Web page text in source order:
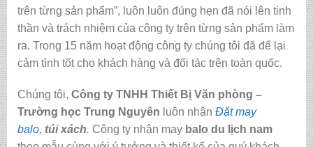
trên từng sản phẩm”, luôn luôn đúng hẹn đã nói lên tinh
thần và trách nhiệm của công ty trên từng sản phẩm làm
ra. Trong 15 năm hoạt động công ty chúng tôi đã để lại
cảm tình tốt cho khách hàng và đối tác trên toàn quốc.
Chúng tôi, Công ty TNHH Thiết Bị Văn phòng –
Trường học Trung Nguyên luôn nhận Đặt may
balo, túi xách. Công ty nhận maybalo du lịch nam